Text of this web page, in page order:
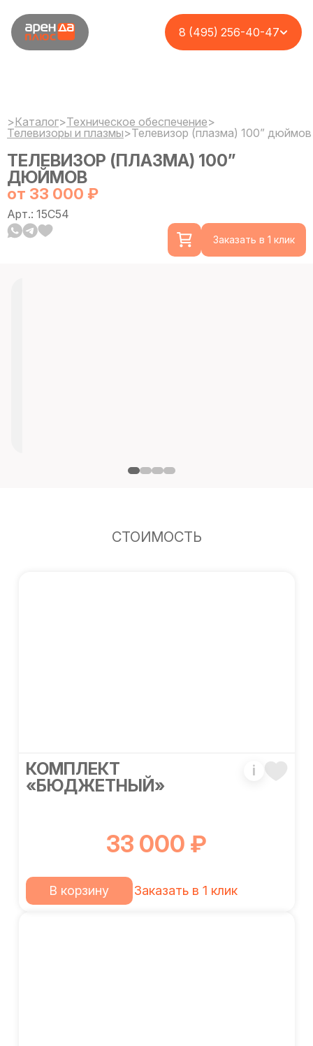
8 (495) 256-40-47
>Каталог>Техническое обеспечение>
Телевизоры и плазмы>Телевизор (плазма) 100” дюймов
ТЕЛЕВИЗОР (ПЛАЗМА) 100”
ДЮЙМОВ
от 33 000 ₽
Арт.: 15C54
Заказать в 1 клик
СТОИМОСТЬ
КОМПЛЕКТ
«БЮДЖЕТНЫЙ»
i
33 000 ₽
В корзину Заказать в 1 клик